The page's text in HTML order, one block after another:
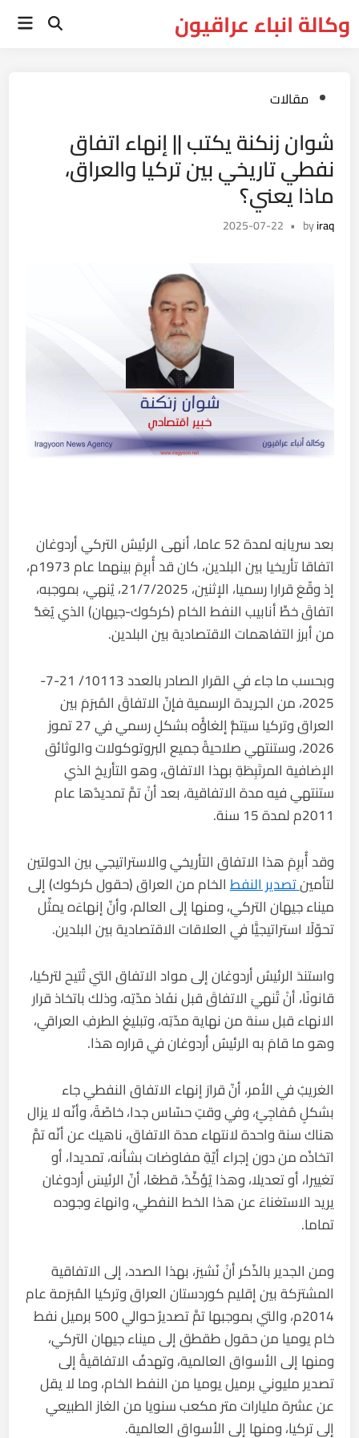
toوكالة انباء عراقيون Open
Postedمقالات
شوان زنكنة يكتب || إنهاء اتفاق
نفطي تاريخي بين تركيا والعراق،
ماذا يعني؟
byiraq
•
2025-07-22
بعد سريانِه لمدة 52 عاما، أنهى الرئيسُ التركي أردوغان
اتفاقا تأريخيا بين البلدين، كان قد أُبرِمَ بينهما عام 1973م،
إذ وقّعَ قرارا رسميا، الإثنين، 21/7/2025، يُنهي، بموجبه،
اتفاقَ خطِّ أنابيب النفط الخام (كركوك-جيهان) الذي يُعَدُّ
من أبرز التفاهمات الاقتصادية بين البلدين.
وبحسب ما جاء في القرار الصادر بالعدد 10113/ 21-7-
2025، من الجريدة الرسمية فإنّ الاتفاقَ المُبرَمَ بين
العراق وتركيا سيَتمُّ إلغاؤُه بشكلٍ رسمي في 27 تموز
2026، وستنتهي صلاحيةُ جميع البروتوكولات والوثائق
الإضافية المرتَبِطَةِ بهذا الاتفاق، وهو التأريخ الذي
ستنتهي فيه مدة الاتفاقية، بعد أنْ تمَّ تمديدُها عام
2011م لمدة 15 سنة.
وقد أُبرِمَ هذا الاتفاق التأريخي والاستراتيجي بين الدولتين
لتأمينتصدير النفطالخام من العراق (حقول كركوك) إلى
ميناء جيهان التركي، ومنها إلى العالم، وأنّ إنهاءَه يمثّل
تحوّلًا استراتيجيًّا في العلاقات الاقتصادية بين البلدين.
واستندَ الرئيسُ أردوغان إلى مواد الاتفاق التي تُتيح لتركيا،
قانونًا، أنْ تُنهيَ الاتفاقَ قبل نفَاذ مدّتِه، وذلك باتخاذ قرار
الانهاء قبل سنة من نهاية مدّتِه، وتبليغِ الطرفِ العراقي،
وهو ما قامَ به الرئيسُ أردوغان في قراره هذا.
الغريبُ في الأمر، أنّ قرارَ إنهاء الاتفاق النفطي جاء
بشكلٍ مُفاجِئٍ، وفي وقتٍ حسّاس جدا، خاصّةً، وأنّه لا يزال
هناك سنة واحدة لانتهاء مدة الاتفاق، ناهيك عن أنّه تمَّ
اتخاذُه من دون إجراء أيّةِ مفاوضات بشأنه، تمديدا، أو
تغييرا، أو تعديلا، وهذا يُؤكِّدُ، قطعًا، أنّ الرئيسَ أردوغان
يريد الاستغناءَ عن هذا الخط النفطي، وانهاءَ وجوده
تماما.
ومن الجدير بالذّكر أنْ نُشيرَ، بهذا الصدد، إلى الاتفاقية
المشترَكة بين إقليم كوردستان العراق وتركيا المُبرَمة عام
2014م، والتي بموجبها تمَّ تصديرُ حوالي 500 برميل نفط
خام يوميا من حقول طقطق إلى ميناء جيهان التركي،
ومنها إلى الأسواق العالمية، وتهدفُ الاتفاقيةُ إلى
تصدير مليوني برميل يوميا من النفط الخام، وما لا يقل
عن عشرة مليارات متر مكعب سنويا من الغاز الطبيعي
إلى تركيا، ومنها إلى الأسواق العالمية.